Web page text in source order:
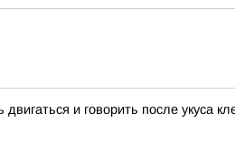
и говорить после укуса